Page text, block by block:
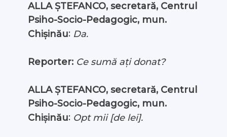
ALLA ȘTEFANCO, secretară, Centrul
Psiho-Socio-Pedagogic, mun.
Chișinău: Da.
Reporter: Ce sumă ați donat?
ALLA ȘTEFANCO, secretară, Centrul
Psiho-Socio-Pedagogic, mun.
Chișinău: Opt mii [de lei].